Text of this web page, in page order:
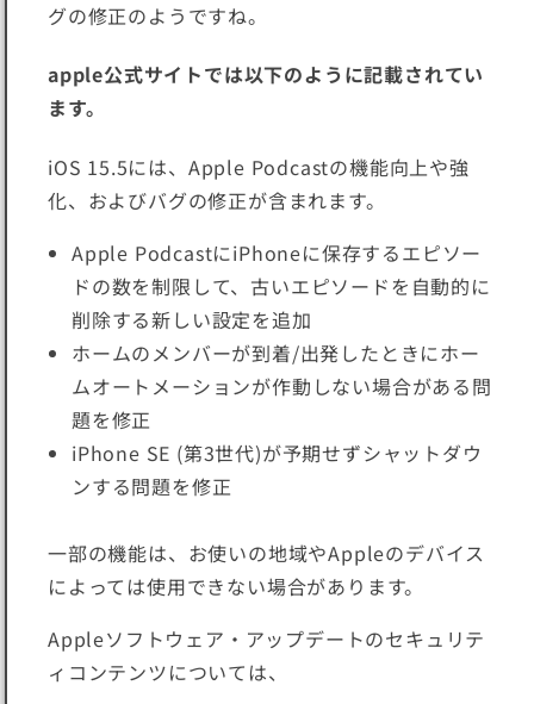
グの修正のようですね。
apple公式サイトでは以下のように記載されてい
ます。
iOS 15.5には、Apple Podcastの機能向上や強
化、およびバグの修正が含まれます。
Apple PodcastにiPhoneに保存するエピソー
ドの数を制限して、古いエピソードを自動的に
削除する新しい設定を追加
ホームのメンバーが到着/出発したときにホー
ムオートメーションが作動しない場合がある問
題を修正
iPhone SE (第3世代)が予期せずシャットダウ
ンする問題を修正
一部の機能は、お使いの地域やAppleのデバイス
によっては使用できない場合があります。
Appleソフトウェア・アップデートのセキュリテ
ィコンテンツについては、